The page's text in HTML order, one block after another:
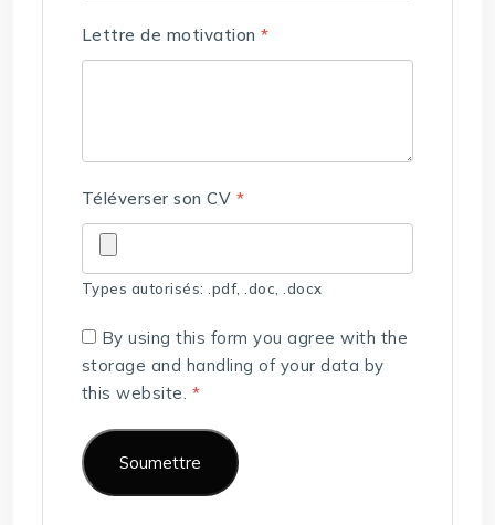
Lettre de motivation*
Téléverser son CV *
Types autorisés: .pdf, .doc, .docx
By using this form you agree with the
storage and handling of your data by
this website. *